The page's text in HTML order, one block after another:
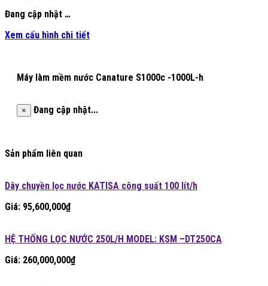
Đang cập nhật …
Xem cấu hình chi tiết
Máy làm mềm nước Canature S1000c -1000L-h
× Đang cập nhật...
Sản phẩm liên quan
Dây chuyền lọc nước KATISA công suất 100 lít/h
Giá: 95,600,000₫
HỆ THỐNG LỌC NƯỚC 250L/H MODEL: KSM –DT250CA
Giá: 260,000,000₫